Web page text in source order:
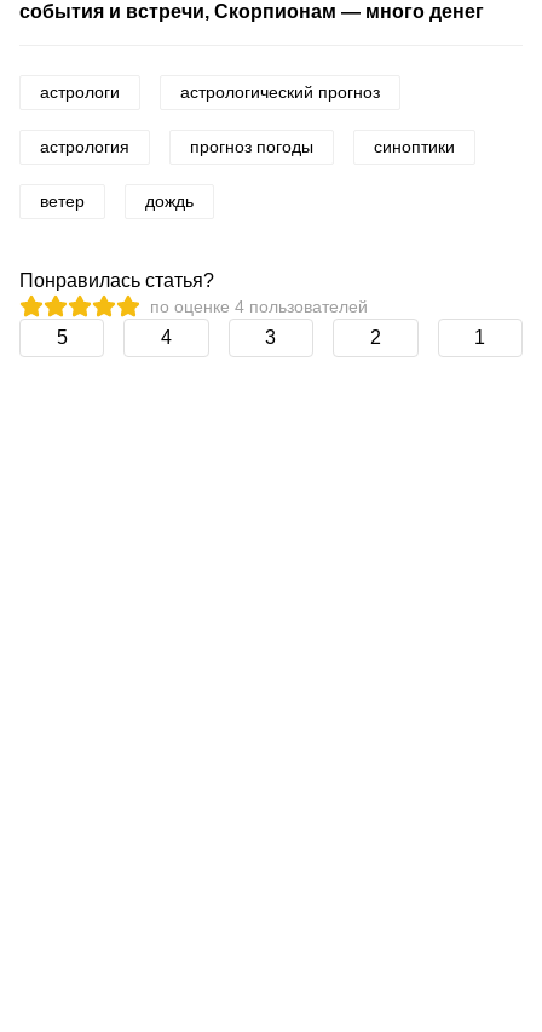
события и встречи, Скорпионам — много денег
астрологи астрологический прогноз
астрология прогноз погоды синоптики
ветер дождь
Понравилась статья?
по оценке 4 пользователей
5 4 3 2 1